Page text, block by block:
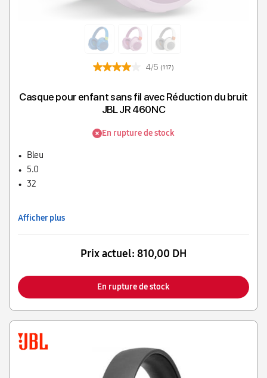
4/5 (117)
Casque pour enfant sans fil avec Réduction du bruit
JBL JR 460NC
En rupture de stock
Bleu
5.0
32
Afficher plus
Prix actuel: 810,00 DH
En rupture de stock